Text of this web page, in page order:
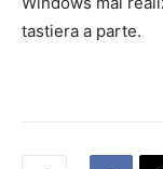
tastiera a parte.